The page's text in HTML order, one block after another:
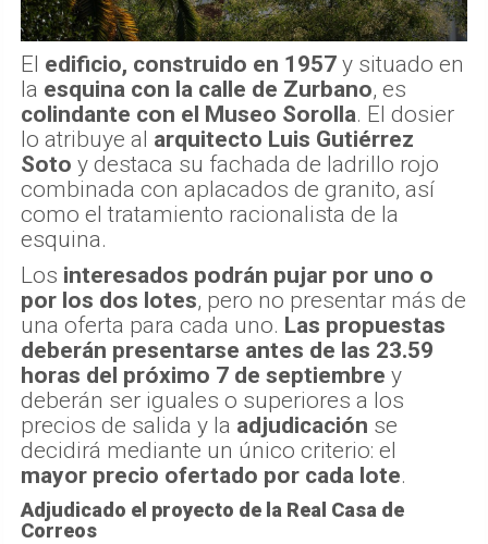
El edificio, construido en 1957 y situado en
la esquina con la calle de Zurbano, es
colindante con el Museo Sorolla. El dosier
lo atribuye al arquitecto Luis Gutiérrez
Soto y destaca su fachada de ladrillo rojo
combinada con aplacados de granito, así
como el tratamiento racionalista de la
esquina.
Los interesados podrán pujar por uno o
por los dos lotes, pero no presentar más de
una oferta para cada uno. Las propuestas
deberán presentarse antes de las 23.59
horas del próximo 7 de septiembre y
deberán ser iguales o superiores a los
precios de salida y la adjudicación se
decidirá mediante un único criterio: el
mayor precio ofertado por cada lote.
Adjudicado el proyecto de la Real Casa de
Correos